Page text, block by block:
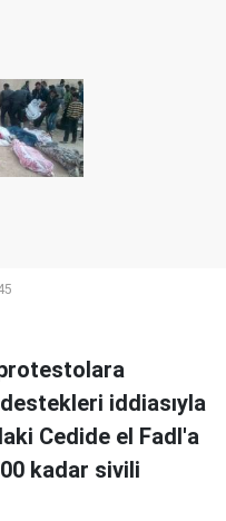
iddiasıyla
Cedide el Fadl'a
kadar sivili